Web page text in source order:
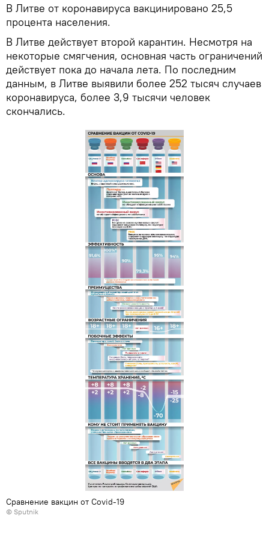
В Литве от коронавируса вакцинировано 25,5
процента населения.
В Литве действует второй карантин. Несмотря на
некоторые смягчения, основная часть ограничений
действует пока до начала лета. По последним
данным, в Литве выявили более 252 тысяч случаев
коронавируса, более 3,9 тысячи человек
скончались.
Сравнение вакцин от Covid-19
© Sputnik